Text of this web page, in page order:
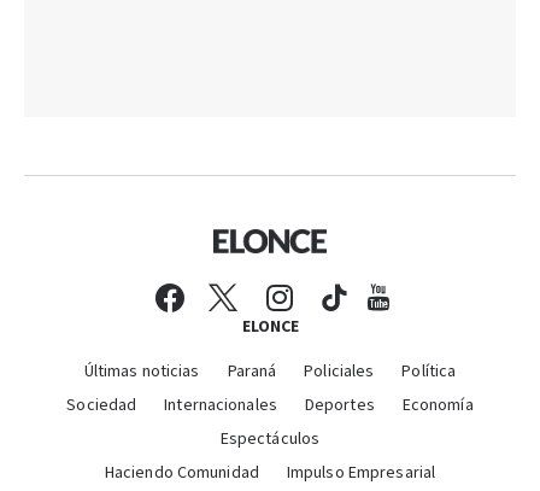
ELONCE
Últimas noticias Paraná Policiales
Política
Sociedad
Internacionales Deportes
Economía
Espectáculos
Haciendo Comunidad
Impulso Empresarial